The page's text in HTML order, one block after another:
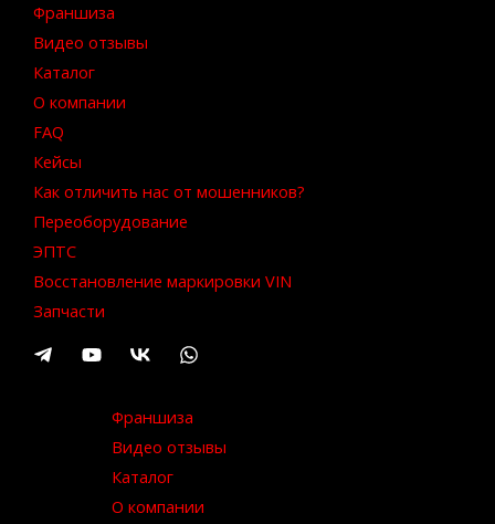
Франшиза
Видео отзывы
Каталог
О компании
FAQ
Кейсы
Как отличить нас от мошенников?
Переоборудование
ЭПТС
Восстановление маркировки VIN
Запчасти
Франшиза
Видео отзывы
Каталог
О компании